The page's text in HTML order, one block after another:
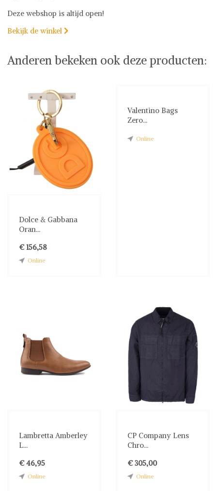
Deze webshop is altijd open!
Bekijk de winkel 
Anderen bekeken ook deze producten:
Dolce & Gabbana
Oran...
€ 156,58
Online
Valentino Bags
Zero...
Online
Lambretta Amberley
L...
€ 46,95
Online
CP Company Lens
Chro...
€ 305,00
Online